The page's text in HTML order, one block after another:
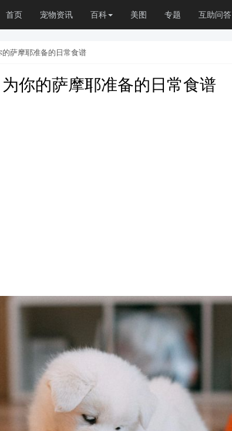
首页 宠物资讯 百科 美图 专题 互助问答
的萨摩耶准备的日常食谱
你的萨摩耶准备的日常食谱